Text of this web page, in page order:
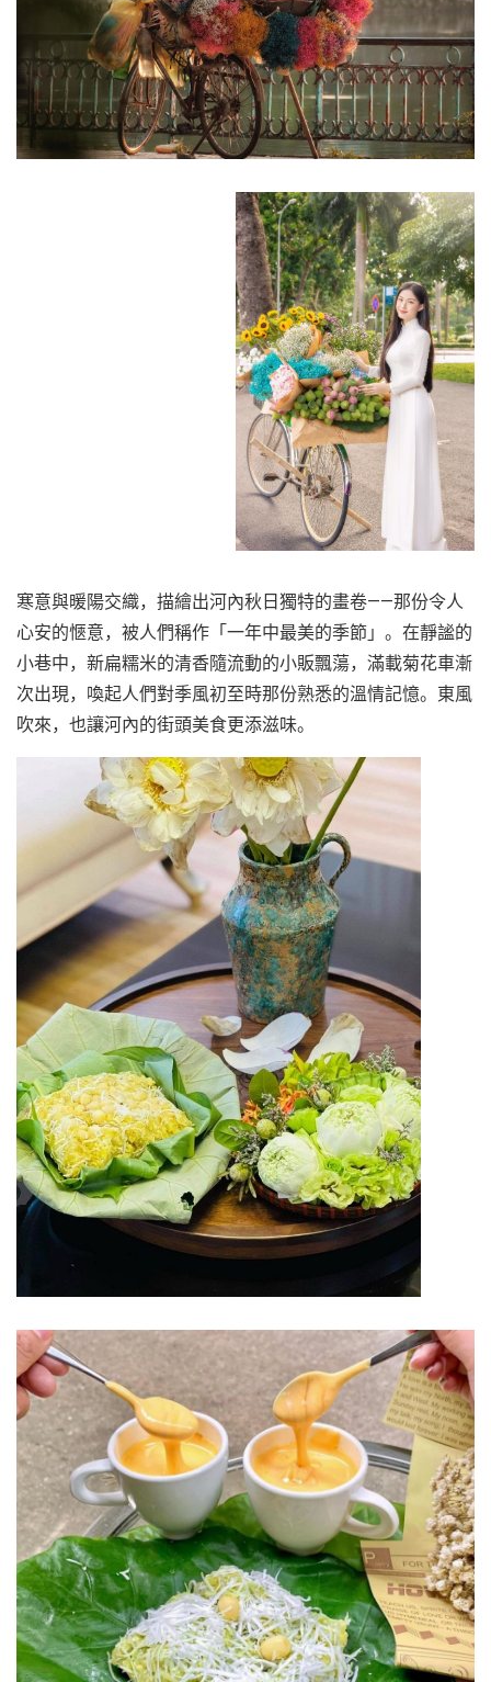
寒意與暖陽交織，描繪出河內秋日獨特的畫卷——那份令人
心安的愜意，被人們稱作「一年中最美的季節」。在靜謐的
小巷中，新扁糯米的清香隨流動的小販飄蕩，滿載菊花車漸
次出現，喚起人們對季風初至時那份熟悉的溫情記憶。東風
吹來，也讓河內的街頭美食更添滋味。